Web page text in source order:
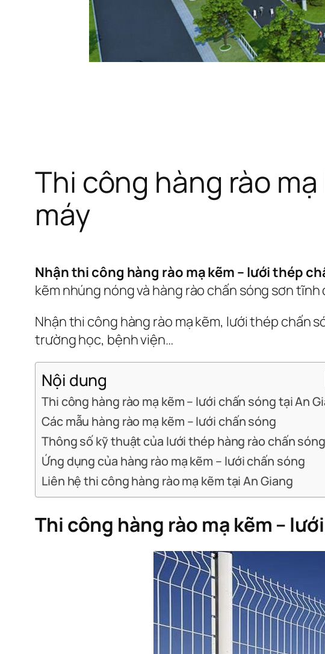
Thi công hàng rào
máy
Nhận thi công hàng rào mạ kẽm – lưới thép
kẽm nhúng nóng và hàng rào chấn sóng sơn tĩnh
Nhận thi công hàng rào mạ kẽm, lưới thép chấn
trường học, bệnh viện…
Nội dung
Thi công hàng rào mạ kẽm – lưới chấn sóng tại An
Các mẫu hàng rào mạ kẽm – lưới chấn sóng
Thông số kỹ thuật của lưới thép hàng rào chấn sóng
Ứng dụng của hàng rào mạ kẽm – lưới chấn sóng
Liên hệ thi công hàng rào mạ kẽm tại An Giang
Thi công hàng rào mạ kẽm –